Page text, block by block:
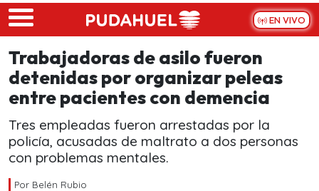
Skip to main content
EN VIVO
Trabajadoras de asilo fueron
detenidas por organizar peleas
entre pacientes con demencia
Tres empleadas fueron arrestadas por la
policía, acusadas de maltrato a dos personas
con problemas mentales.
Por Belén Rubio